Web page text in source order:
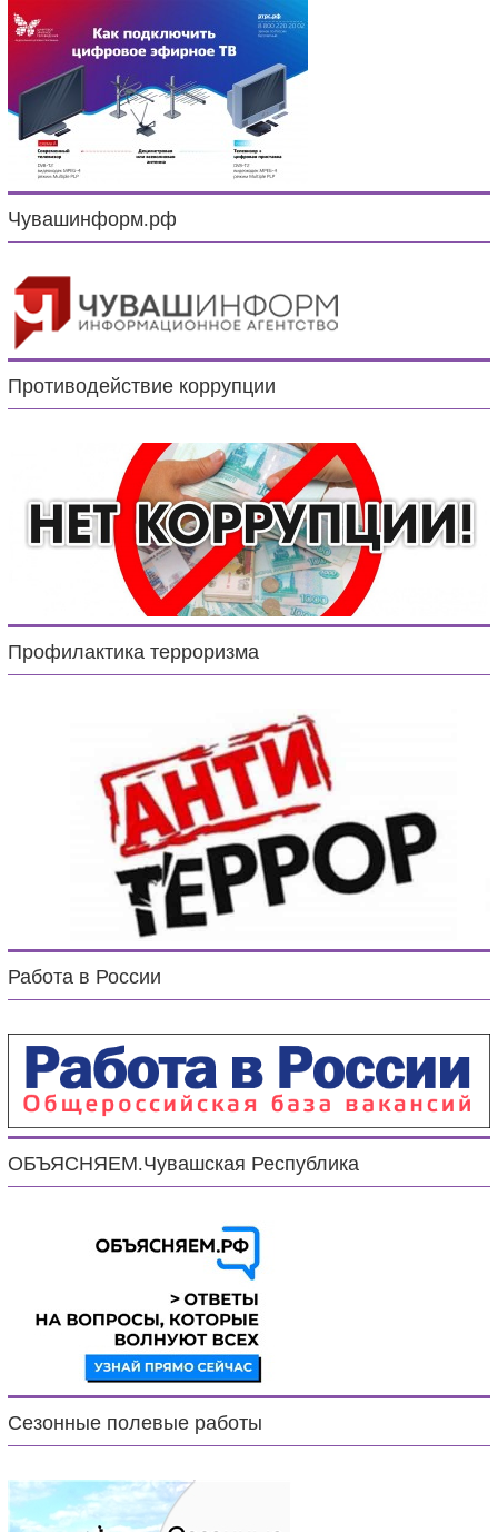
Чувашинформ.рф
Противодействие коррупции
Профилактика терроризма
Работа в России
ОБЪЯСНЯЕМ.Чувашская Республика
Сезонные полевые работы